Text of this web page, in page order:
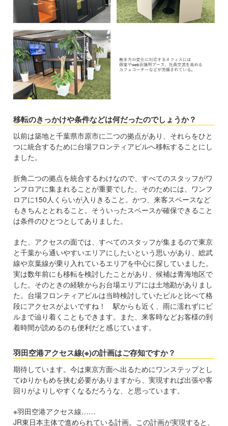
移転のきっかけや条件などは何だったのでしょうか？
以前は築地と千葉県市原市に二つの拠点があり、それらをひと
つに統合するために台場フロンティアビルへ移転することにし
ました。
折角二つの拠点を統合するわけなので、すべてのスタッフがワ
ンフロアに集まれることが重要でした。そのためには、ワンフ
ロアに150人くらいが入りきること。かつ、来客スペースなど
もきちんととれること。そういったスペースが確保できること
は条件のひとつとしてありました。
また、アクセスの面では、すべてのスタッフが集まるので東京
と千葉から通いやすいエリアにしたいという思いがあり、総武
線や京葉線が乗り入れているエリアを中心に探していました。
実は数年前にも移転を検討したことがあり、候補は青海地区で
した。そのときの経験からお台場エリアには土地勘がありまし
た。台場フロンティアビルは当時検討していたビルと比べて格
段にアクセスがよいですね！ 駅からも近く、雨に濡れずにビ
ルまで辿り着くこともできます。また、来客時などお客様の到
着時間が読めるのも便利だと感じています。
羽田空港アクセス線(※)の計画はご存知ですか？
期待しています。今は東京方面へ出るためにワンステップとし
てゆりかもめを挟む必要がありますから、実現すれば出張や客
回りがよりしやすくなるだろうな、と思っています。
※羽田空港アクセス線……
JR東日本主体で進められている計画。この計画が実現すると、